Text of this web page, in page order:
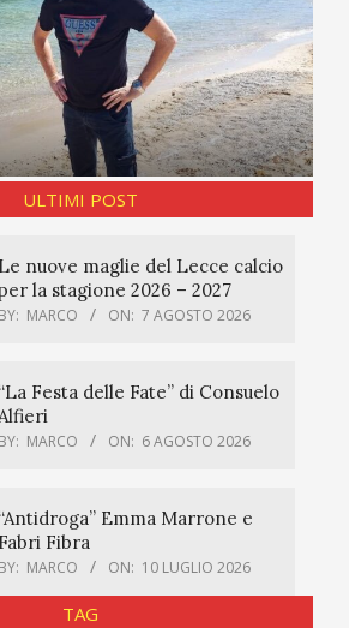
ULTIMI POST
Le nuove maglie del Lecce calcio
la stagione 2026 – 2027
BY: MARCO ON: 7 AGOSTO 2026
“La Festa delle Fate” di Consuelo
BY: MARCO ON: 6 AGOSTO 2026
“Antidroga” Emma Marrone e
Fabri Fibra
BY: MARCO ON: 10 LUGLIO 2026
TAG